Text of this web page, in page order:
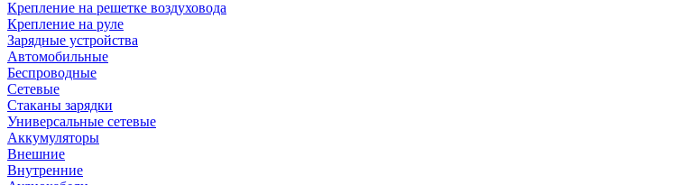
Крепление на решетке воздуховода
Крепление на руле
Зарядные устройства
Автомобильные
Беспроводные
Сетевые
Стаканы зарядки
Универсальные сетевые
Аккумуляторы
Внешние
Внутренние